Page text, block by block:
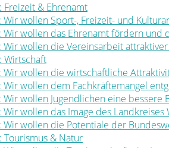
Freizeit & Ehrenamt
Wir wollen Sport-, Freizeit- und
Wir wollen das Ehrenamt fördern und
Wir wollen die Vereinsarbeit
Wirtschaft
Wir wollen die wirtschaftliche
Wir wollen dem Fachkräftemangel
Wir wollen Jugendlichen eine
Wir wollen das Image des
Wir wollen die Potentiale der
Tourismus & Natur